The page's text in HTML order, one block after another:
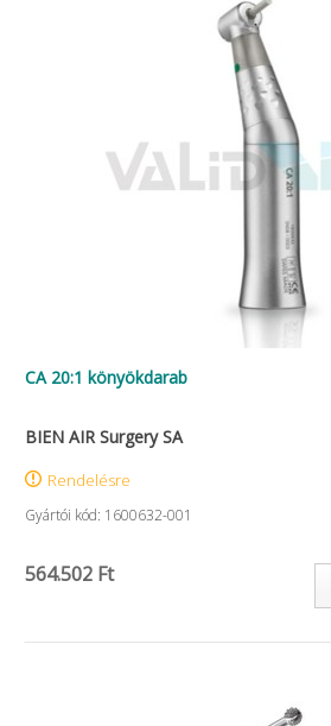
CA 20:1 könyökdarab
BIEN AIR Surgery SA
Rendelésre
Gyártói kód: 1600632-001
564.502 Ft